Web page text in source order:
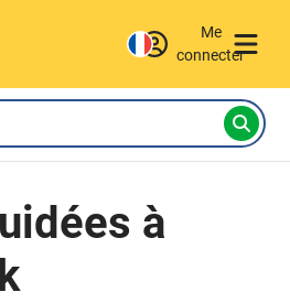
Me
connecter
à